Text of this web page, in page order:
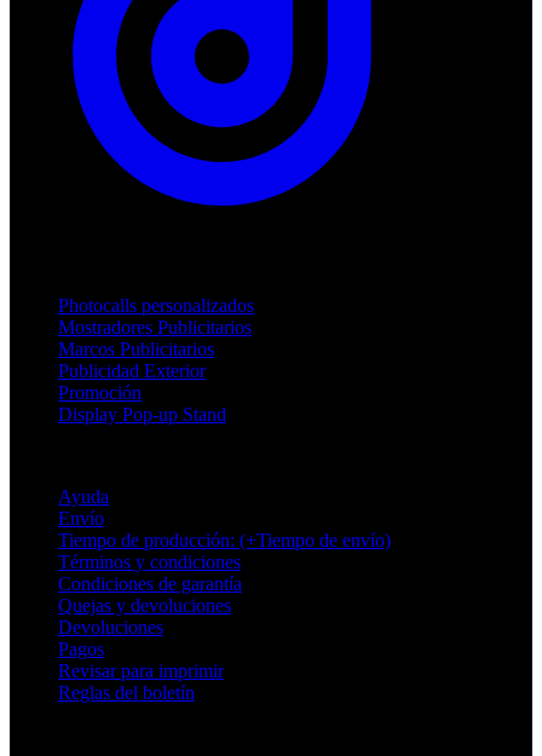
Photocalls personalizados
Mostradores Publicitarios
Marcos Publicitarios
Publicidad Exterior
Promoción
Display Pop-up Stand
Ayuda
Envío
Tiempo de producción: (+Tiempo de envío)
Términos y condiciones
Condiciones de garantía
Quejas y devoluciones
Devoluciones
Pagos
Revisar para imprimir
Reglas del boletín